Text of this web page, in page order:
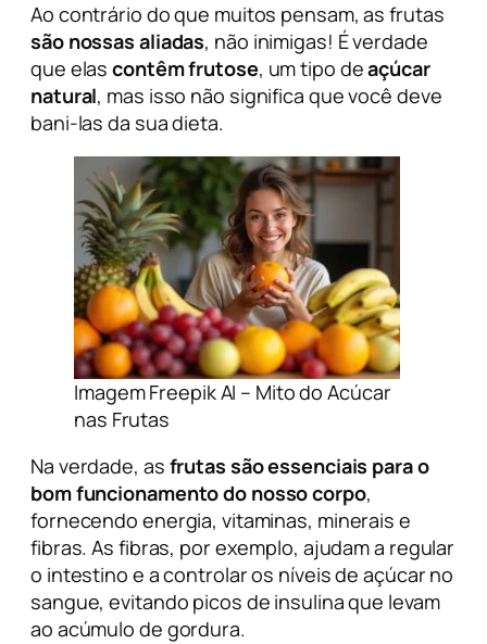
Ao contrário do que muitos pensam, as frutas
são nossas aliadas, não inimigas! É verdade
que elascontêm frutose, um tipo deaçúcar
natural, mas isso não significa que você deve
bani-las da sua dieta.
Imagem Freepik AI – Mito do Acúcar
nas Frutas
Na verdade, as frutas são essenciais para o
bom funcionamento do nosso corpo,
fornecendo energia, vitaminas, minerais e
fibras. As fibras, por exemplo, ajudam a regular
o intestino e a controlar os níveis de açúcar no
sangue, evitando picos de insulina que levam
ao acúmulo de gordura.